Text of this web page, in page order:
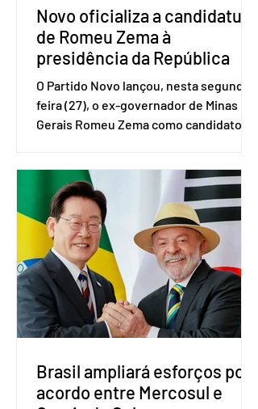
Novo oficializa a candidatura
de Romeu Zema à
presidência da República
O Partido Novo lançou, nesta segunda-
feira (27), o ex-governador de Minas
Gerais Romeu Zema como candidato à
Brasília. O Novo ainda não definiu quem
vai compor a chapa como candidato a
vice-presidente. A convenção contou
com a presença do presidente nacional
do partido, Eduardo Ribeiro, e do
senador Eduardo Girão, filiado ao Novo
desde fevereiro de 2023. Formado em
administração de empresas pela
Fundaç
Brasil ampliará esforços por
acordo entre Mercosul e